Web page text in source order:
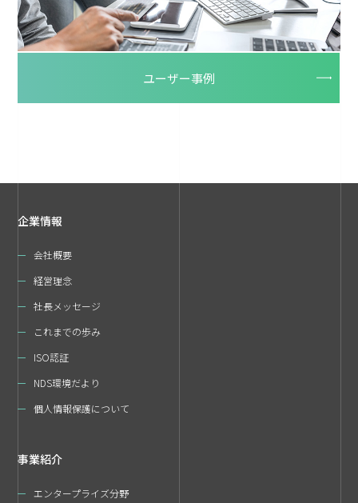
ユーザー事例
企業情報
会社概要
経営理念
社長メッセージ
これまでの歩み
ISO認証
NDS環境だより
個人情報保護について
事業紹介
エンタープライズ分野